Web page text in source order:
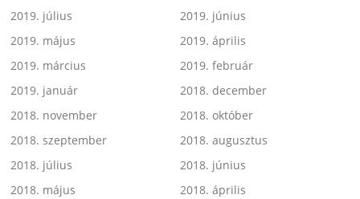
2019. július
2019. június
2019. május
2019. április
2019. március
2019. február
2019. január
2018. december
2018. november
2018. október
2018. szeptember
2018. augusztus
2018. július
2018. június
2018. május
2018. április